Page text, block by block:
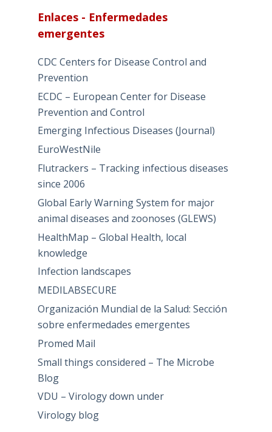
categorías
Enlaces - Enfermedades
emergentes
CDC Centers for Disease Control and
Prevention
ECDC – European Center for Disease
Prevention and Control
Emerging Infectious Diseases (Journal)
EuroWestNile
Flutrackers – Tracking infectious diseases
since 2006
Global Early Warning System for major
animal diseases and zoonoses (GLEWS)
HealthMap – Global Health, local
knowledge
Infection landscapes
MEDILABSECURE
Organización Mundial de la Salud: Sección
sobre enfermedades emergentes
Promed Mail
Small things considered – The Microbe
Blog
VDU – Virology down under
Virology blog